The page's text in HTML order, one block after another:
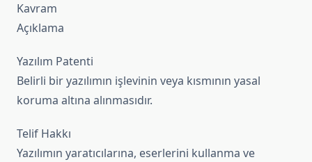
Kavram
Açıklama
Yazılım Patenti
Belirli bir yazılımın işlevinin veya kısmının yasal
koruma altına alınmasıdır.
Telif Hakkı
Yazılımın yaratıcılarına, eserlerini kullanma ve